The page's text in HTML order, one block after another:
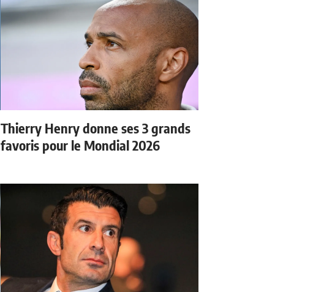
Thierry Henry donne ses 3 grands
favoris pour le Mondial 2026